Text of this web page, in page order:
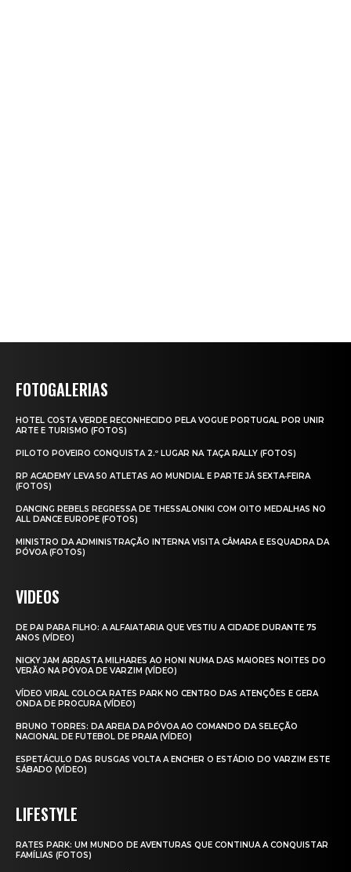
FOTOGALERIAS
HOTEL COSTA VERDE RECONHECIDO PELA VOGUE PORTUGAL POR UNIR
ARTE E TURISMO (FOTOS)
PILOTO POVEIRO CONQUISTA 2.º LUGAR NA TAÇA RALLY (FOTOS)
RP ACADEMY LEVA 50 ATLETAS AO MUNDIAL E PARTE JÁ SEXTA‑FEIRA
(FOTOS)
DANCING REBELS REGRESSA DE THESSALONIKI COM OITO MEDALHAS NO
ALL DANCE EUROPE (FOTOS)
MINISTRO DA ADMINISTRAÇÃO INTERNA VISITA CÂMARA E ESQUADRA DA
PÓVOA (FOTOS)
VIDEOS
DE PAI PARA FILHO: A ALFAIATARIA QUE VESTIU A CIDADE DURANTE 75
ANOS (VÍDEO)
NICKY JAM ARRASTA MILHARES AO HONI NUMA DAS MAIORES NOITES DO
VERÃO NA PÓVOA DE VARZIM (VÍDEO)
VÍDEO VIRAL COLOCA RATES PARK NO CENTRO DAS ATENÇÕES E GERA
ONDA DE PROCURA (VÍDEO)
BRUNO TORRES: DA AREIA DA PÓVOA AO COMANDO DA SELEÇÃO
NACIONAL DE FUTEBOL DE PRAIA (VÍDEO)
ESPETÁCULO DAS RUSGAS VOLTA A ENCHER O ESTÁDIO DO VARZIM ESTE
SÁBADO (VÍDEO)
LIFESTYLE
RATES PARK: UM MUNDO DE AVENTURAS QUE CONTINUA A CONQUISTAR
FAMÍLIAS (FOTOS)